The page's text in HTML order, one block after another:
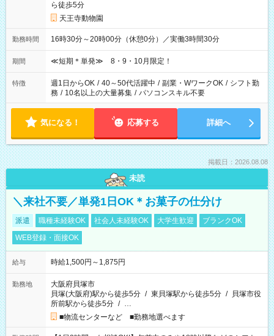
ら徒歩5分
天王寺動物園
勤務時間 16時30分～20時00分（休憩0分）／実働3時間30分
期間 ≪短期＊単発≫ 8・9・10月限定！
特徴 週1日からOK / 40～50代活躍中 / 副業・WワークOK / シフト勤
務 / 10名以上の大量募集 / パソコンスキル不要
気になる！ 応募する 詳細へ
掲載日：2026.08.08
未読
＼来社不要／単発1日OK＊お菓子の仕分け
派遣 職種未経験OK 社会人未経験OK 大学生歓迎
ブランクOK
WEB登録・面接OK
給与 時給1,500円～1,875円
勤務地
大阪府貝塚市
貝塚(大阪府)駅から徒歩5分 / 東貝塚駅から徒歩5分 / 貝塚市役
所前駅から徒歩5分 / …
■物流センターなど ■勤務地選べます